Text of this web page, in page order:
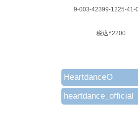
9-003-42399-1225-41-
税込¥2200
HeartdanceO
heartdance_official